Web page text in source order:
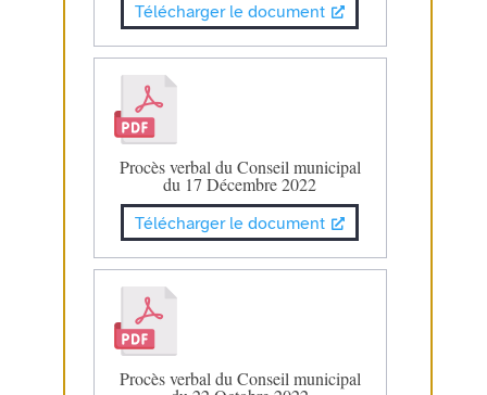
Télécharger le document
Procès verbal du Conseil municipal
du 17 Décembre 2022
Télécharger le document
Procès verbal du Conseil municipal